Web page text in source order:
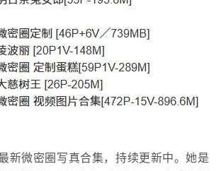
新微密圈写真合集，持续更新中。她是